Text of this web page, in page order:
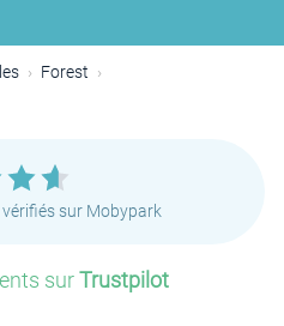
Forest
sur Mobypark
surTrustpilot
P